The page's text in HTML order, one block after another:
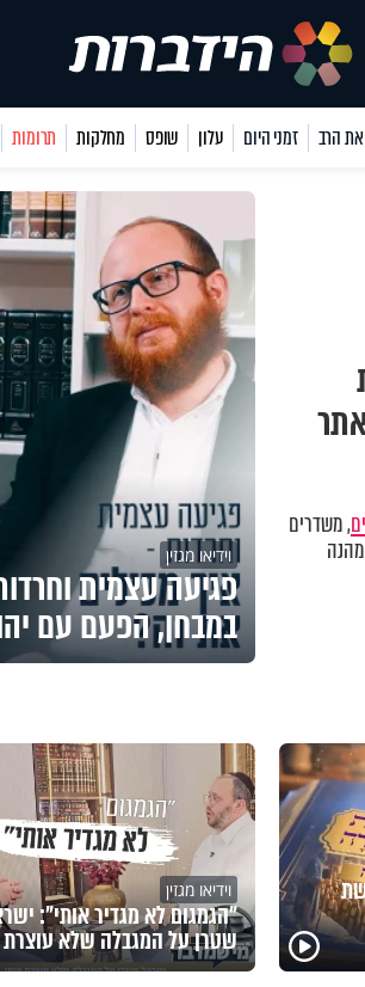
הרב זמני היום עלון שופס מחלקות תרומות
, משדרים
וידיאו מגזין
פגיעה עצמית
במבחן, הפעם עם
וידיאו מגזין
"הגמגום לא מגדיר אותי":
שטרן על המגבלה שלא עוצרת